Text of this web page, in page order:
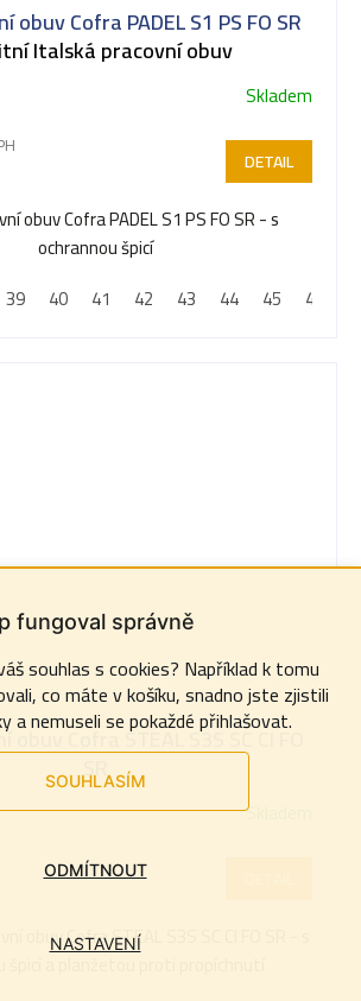
fungoval správně
souhlas s cookies? Například k tomu
co máte v košíku, snadno jste zjistili
a nemuseli se pokaždé přihlašovat.
SOUHLASÍM
NASTAVENÍ
ODMÍTNOUT
obuv Cofra PADEL S1 PS FO SR
Italská pracovní obuv
Skladem
DETAIL
obuv Cofra PADEL S1 PS FO SR - s
ochrannou špicí
39 40 41 42 43 44 45 46
Cofra STEAL S3S SC CI FO
SR
Skladem
obuv Cofra STEAL S3S SC CI FO SR - s